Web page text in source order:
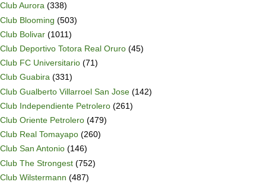
Club Aurora (338)
Club Blooming (503)
Club Bolivar (1011)
Club Deportivo Totora Real Oruro (45)
Club FC Universitario (71)
Club Guabira (331)
Club Gualberto Villarroel San Jose (142)
Club Independiente Petrolero (261)
Club Oriente Petrolero (479)
Club Real Tomayapo (260)
Club San Antonio (146)
Club The Strongest (752)
Club Wilstermann (487)